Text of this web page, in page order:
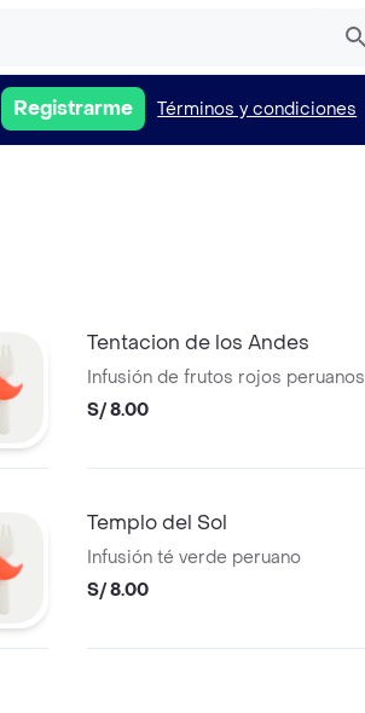
Registrarme Términos y condiciones
Tentacion de los Andes
Infusión de frutos rojos peruanos
S/ 8.00
Templo del Sol
Infusión té verde peruano
S/ 8.00